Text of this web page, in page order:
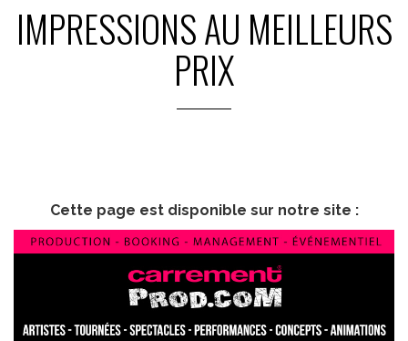
IMPRESSIONS AU MEILLEURS
PRIX
Cette page est disponible sur notre site :